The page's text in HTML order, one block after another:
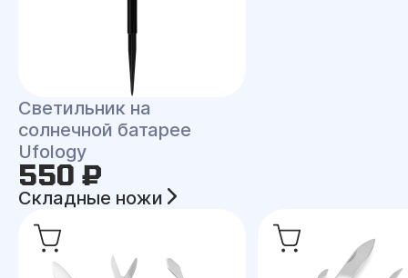
Светильник на
солнечной батарее
Ufology
550 ₽
Складные ножи